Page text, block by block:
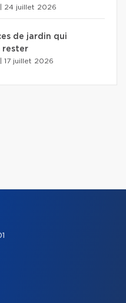
24 juillet 2026
de jardin qui
rester
17 juillet 2026